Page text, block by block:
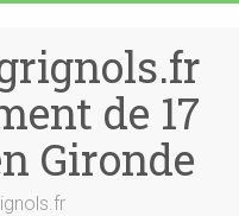
de 17
Gironde